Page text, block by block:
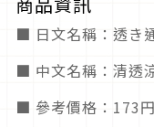
■ 日文名稱：透き
■ 中文名稱：清透
■ 參考價格：173